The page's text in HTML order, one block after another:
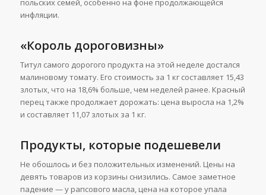
польских семей, особенно на фоне продолжающейся
инфляции.
«Король дороговизны»
Титул самого дорогого продукта на этой неделе достался
малиновому томату. Его стоимость за 1 кг составляет 15,43
злотых, что на 18,6% больше, чем неделей ранее. Красный
перец также продолжает дорожать: цена выросла на 1,2%
и составляет 11,07 злотых за 1 кг.
Продукты, которые подешевели
Не обошлось и без положительных изменений. Цены на
девять товаров из корзины снизились. Самое заметное
падение — у рапсового масла, цена на которое упала